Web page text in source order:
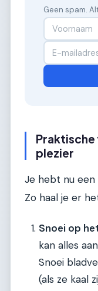
Geen spam.
Praktische
plezier
Je hebt nu een
Zo haal je er
Snoei op
kan alles
Snoei
(als ze kaal